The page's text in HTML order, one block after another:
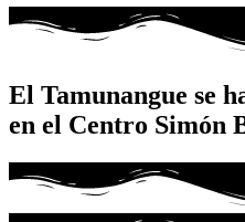
El Tamunangue se
en el Centro Simón